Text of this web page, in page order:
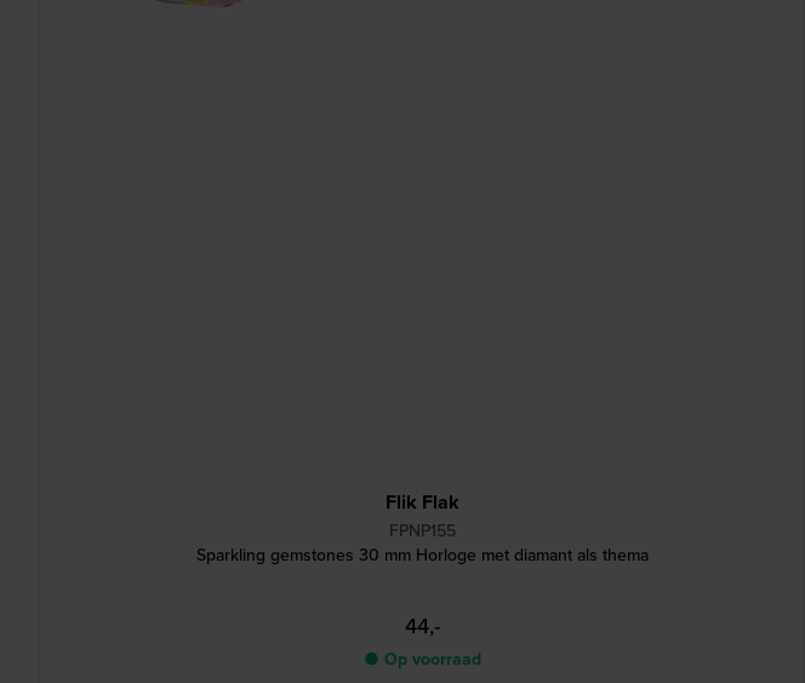
Flik Flak
FPNP155
Sparkling gemstones 30 mm Horloge met diamant als thema
44,-
● Op voorraad